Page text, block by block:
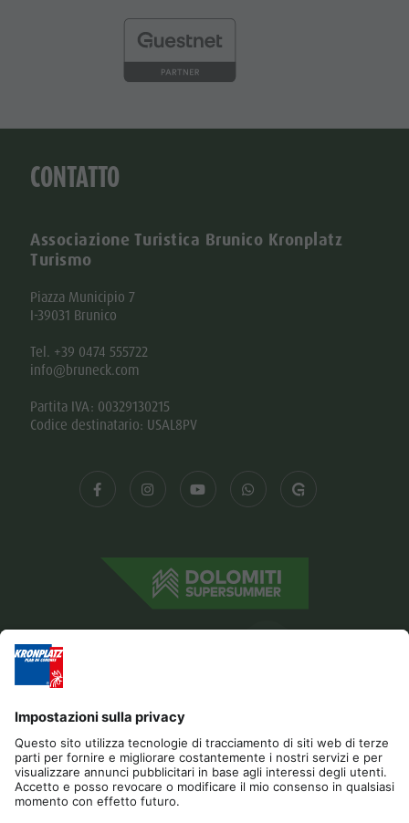
CONTATTO
Associazione Turistica Brunico Kronplatz
Turismo
Piazza Municipio 7
I-39031 Brunico
Tel. +39 0474 555722
info@bruneck.com
Partita IVA: 00329130215
Codice destinatario: USAL8PV
Editoria Privacy Dichiarazione di accessibilità